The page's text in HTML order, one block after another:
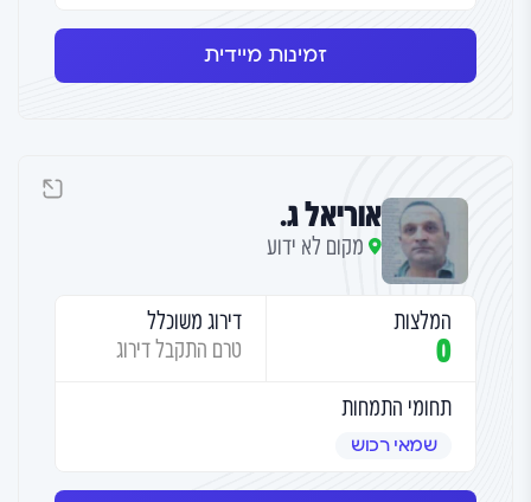
זמינות מיידית
אוריאל ג.
מקום לא ידוע
המלצות
0
דירוג משוכלל
טרם התקבל דירוג
תחומי התמחות
שמאי רכוש